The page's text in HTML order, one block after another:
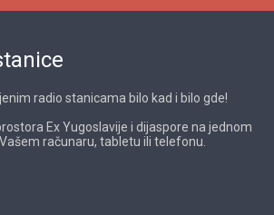
radio stanicama bilo kad i bilo gde!
Ex Yugoslavije i dijaspore na jednom
računaru, tabletu ili telefonu.